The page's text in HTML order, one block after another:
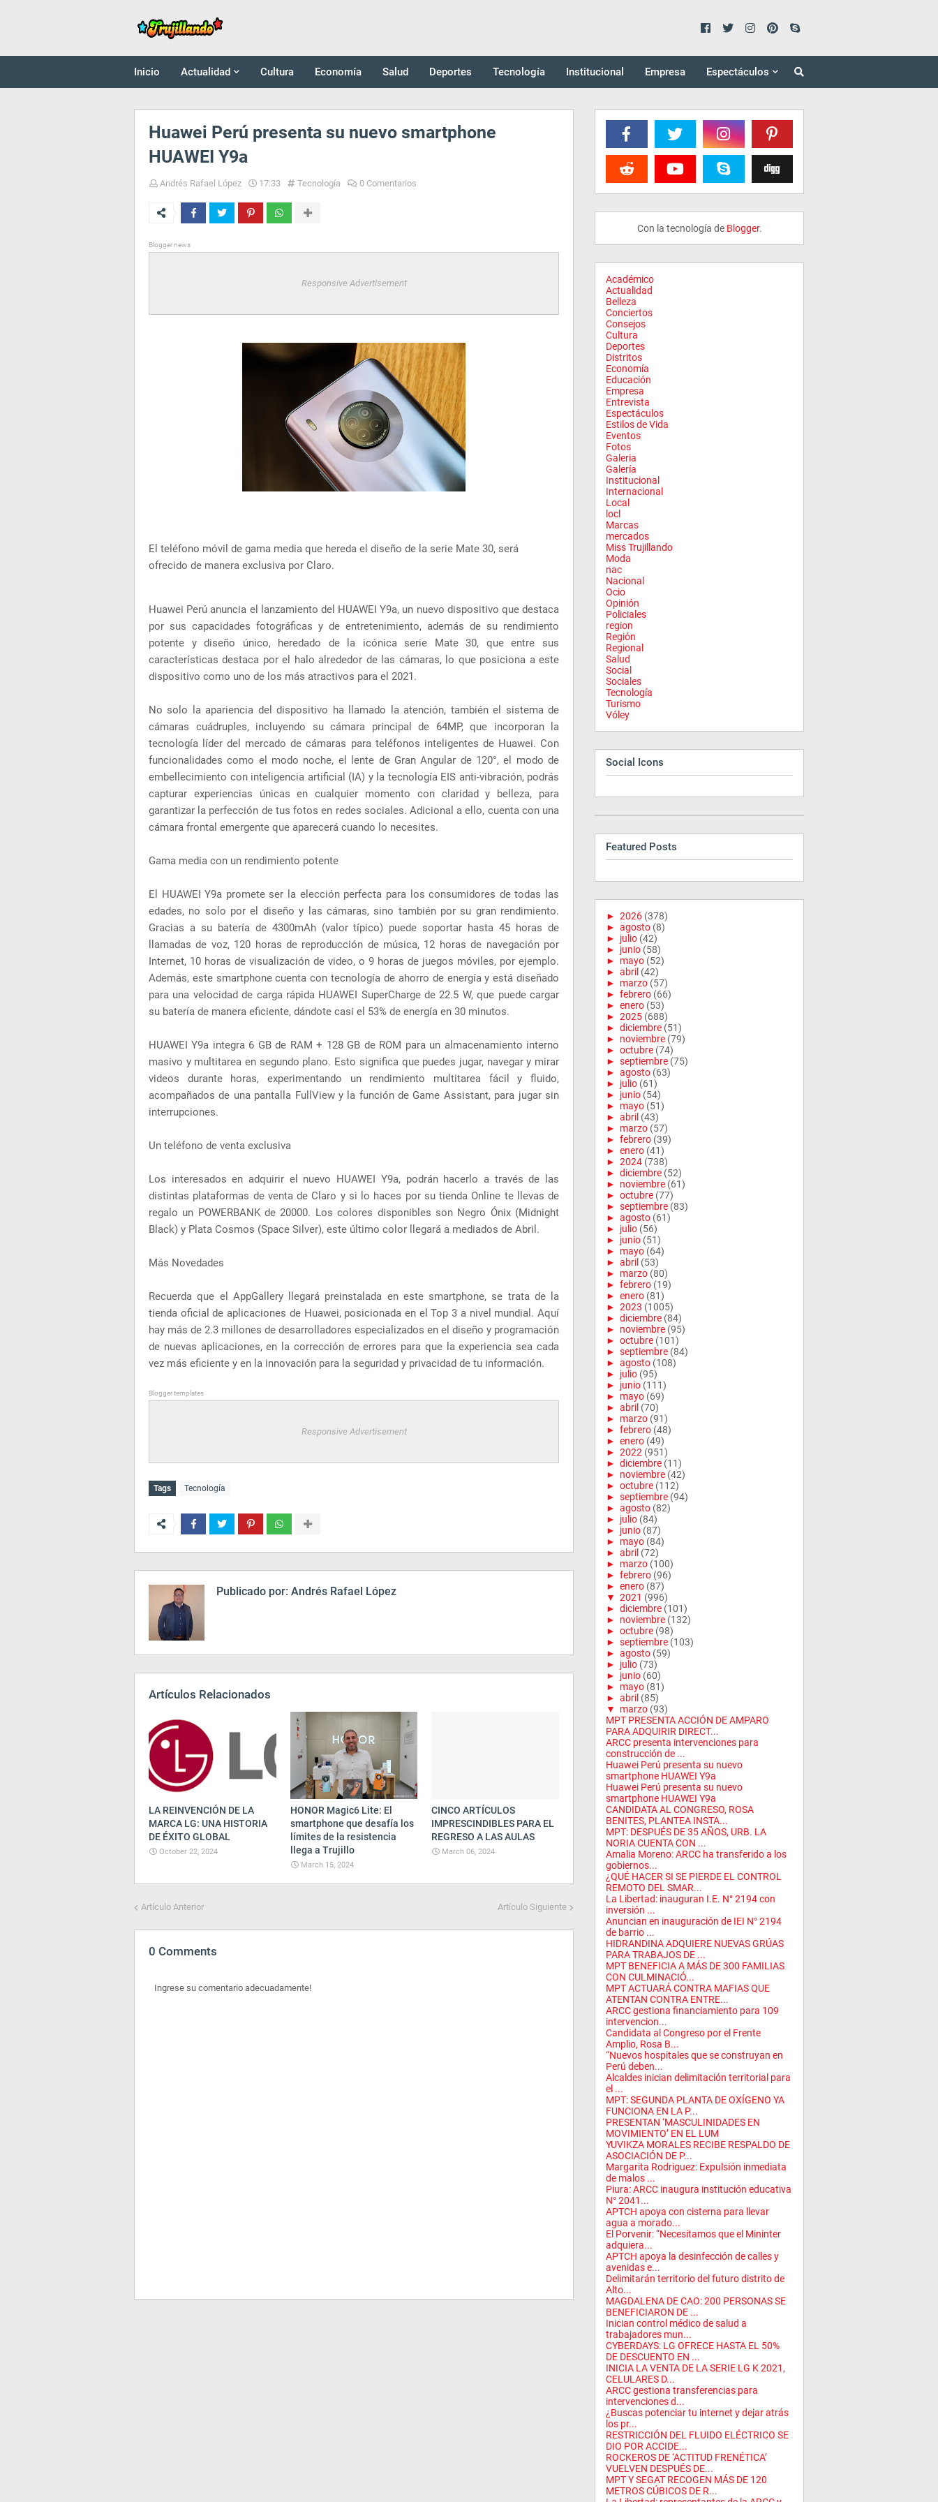
Inicio Actualidad Cultura Economía Salud Deportes Tecnología Institucional Empresa Espectáculos
Huawei Perú presenta su nuevo smartphone
HUAWEI Y9a
Andrés Rafael López 17:33 Tecnología 0 Comentarios
Blogger news
Responsive Advertisement
El teléfono móvil de gama media que hereda el diseño de la serie Mate 30, será
ofrecido de manera exclusiva por Claro.
Huawei Perú anuncia el lanzamiento del HUAWEI Y9a, un nuevo dispositivo que destaca
por sus capacidades fotográficas y de entretenimiento, además de su rendimiento
potente y diseño único, heredado de la icónica serie Mate 30, que entre sus
características destaca por el halo alrededor de las cámaras, lo que posiciona a este
dispositivo como uno de los más atractivos para el 2021.
No solo la apariencia del dispositivo ha llamado la atención, también el sistema de
cámaras cuádruples, incluyendo su cámara principal de 64MP, que incorporan la
tecnología líder del mercado de cámaras para teléfonos inteligentes de Huawei. Con
funcionalidades como el modo noche, el lente de Gran Angular de 120°, el modo de
embellecimiento con inteligencia artificial (IA) y la tecnología EIS anti-vibración, podrás
capturar experiencias únicas en cualquier momento con claridad y belleza, para
garantizar la perfección de tus fotos en redes sociales. Adicional a ello, cuenta con una
cámara frontal emergente que aparecerá cuando lo necesites.
Gama media con un rendimiento potente
El HUAWEI Y9a promete ser la elección perfecta para los consumidores de todas las
edades, no solo por el diseño y las cámaras, sino también por su gran rendimiento.
Gracias a su batería de 4300mAh (valor típico) puede soportar hasta 45 horas de
llamadas de voz, 120 horas de reproducción de música, 12 horas de navegación por
Internet, 10 horas de visualización de video, o 9 horas de juegos móviles, por ejemplo.
Además, este smartphone cuenta con tecnología de ahorro de energía y está diseñado
para una velocidad de carga rápida HUAWEI SuperCharge de 22.5 W, que puede cargar
su batería de manera eficiente, dándote casi el 53% de energía en 30 minutos.
HUAWEI Y9a integra 6 GB de RAM + 128 GB de ROM para un almacenamiento interno
masivo y multitarea en segundo plano. Esto significa que puedes jugar, navegar y mirar
videos durante horas, experimentando un rendimiento multitarea fácil y fluido,
acompañados de una pantalla FullView y la función de Game Assistant, para jugar sin
interrupciones.
Un teléfono de venta exclusiva
Los interesados en adquirir el nuevo HUAWEI Y9a, podrán hacerlo a través de las
distintas plataformas de venta de Claro y si lo haces por su tienda Online te llevas de
regalo un POWERBANK de 20000. Los colores disponibles son Negro Ónix (Midnight
Black) y Plata Cosmos (Space Silver), este último color llegará a mediados de Abril.
Más Novedades
Recuerda que el AppGallery llegará preinstalada en este smartphone, se trata de la
tienda oficial de aplicaciones de Huawei, posicionada en el Top 3 a nivel mundial. Aquí
hay más de 2.3 millones de desarrolladores especializados en el diseño y programación
de nuevas aplicaciones, en la corrección de errores para que la experiencia sea cada
vez más eficiente y en la innovación para la seguridad y privacidad de tu información.
Blogger templates
Responsive Advertisement
Tags Tecnología
Publicado por: Andrés Rafael López
Artículos Relacionados
LA REINVENCIÓN DE LA
MARCA LG: UNA HISTORIA
DE ÉXITO GLOBAL
October 22, 2024
HONOR Magic6 Lite: El
smartphone que desafía los
límites de la resistencia
llega a Trujillo
March 15, 2024
CINCO ARTÍCULOS
IMPRESCINDIBLES PARA EL
REGRESO A LAS AULAS
March 06, 2024
Artículo Anterior Artículo Siguiente
0 Comments
Ingrese su comentario adecuadamente!
Con la tecnología de Blogger.
Académico
Actualidad
Belleza
Conciertos
Consejos
Cultura
Deportes
Distritos
Economía
Educación
Empresa
Entrevista
Espectáculos
Estilos de Vida
Eventos
Fotos
Galeria
Galería
Institucional
Internacional
Local
locl
Marcas
mercados
Miss Trujillando
Moda
nac
Nacional
Ocio
Opinión
Policiales
region
Región
Regional
Salud
Social
Sociales
Tecnología
Turismo
Vóley
Social Icons
Featured Posts
► 2026 (378)
► agosto (8)
► julio (42)
► junio (58)
► mayo (52)
► abril (42)
► marzo (57)
► febrero (66)
► enero (53)
► 2025 (688)
► diciembre (51)
► noviembre (79)
► octubre (74)
► septiembre (75)
► agosto (63)
► julio (61)
► junio (54)
► mayo (51)
► abril (43)
► marzo (57)
► febrero (39)
► enero (41)
► 2024 (738)
► diciembre (52)
► noviembre (61)
► octubre (77)
► septiembre (83)
► agosto (61)
► julio (56)
► junio (51)
► mayo (64)
► abril (53)
► marzo (80)
► febrero (19)
► enero (81)
► 2023 (1005)
► diciembre (84)
► noviembre (95)
► octubre (101)
► septiembre (84)
► agosto (108)
► julio (95)
► junio (111)
► mayo (69)
► abril (70)
► marzo (91)
► febrero (48)
► enero (49)
► 2022 (951)
► diciembre (11)
► noviembre (42)
► octubre (112)
► septiembre (94)
► agosto (82)
► julio (84)
► junio (87)
► mayo (84)
► abril (72)
► marzo (100)
► febrero (96)
► enero (87)
▼ 2021 (996)
► diciembre (101)
► noviembre (132)
► octubre (98)
► septiembre (103)
► agosto (59)
► julio (73)
► junio (60)
► mayo (81)
► abril (85)
▼
marzo (93)
MPT PRESENTA ACCIÓN DE AMPARO
PARA ADQUIRIR DIRECT...
ARCC presenta intervenciones para
construcción de ...
Huawei Perú presenta su nuevo
smartphone HUAWEI Y9a
Huawei Perú presenta su nuevo
smartphone HUAWEI Y9a
CANDIDATA AL CONGRESO, ROSA
BENITES, PLANTEA INSTA...
MPT: DESPUÉS DE 35 AÑOS, URB. LA
NORIA CUENTA CON ...
Amalia Moreno: ARCC ha transferido a los
gobiernos...
¿QUÉ HACER SI SE PIERDE EL CONTROL
REMOTO DEL SMAR...
La Libertad: inauguran I.E. N° 2194 con
inversión ...
Anuncian en inauguración de IEI N° 2194
de barrio ...
HIDRANDINA ADQUIERE NUEVAS GRÚAS
PARA TRABAJOS DE ...
MPT BENEFICIA A MÁS DE 300 FAMILIAS
CON CULMINACIÓ...
MPT ACTUARÁ CONTRA MAFIAS QUE
ATENTAN CONTRA ENTRE...
ARCC gestiona financiamiento para 109
intervencion...
Candidata al Congreso por el Frente
Amplio, Rosa B...
“Nuevos hospitales que se construyan en
Perú deben...
Alcaldes inician delimitación territorial para
el ...
MPT: SEGUNDA PLANTA DE OXÍGENO YA
FUNCIONA EN LA P...
PRESENTAN ‘MASCULINIDADES EN
MOVIMIENTO’ EN EL LUM
YUVIKZA MORALES RECIBE RESPALDO DE
ASOCIACIÓN DE P...
Margarita Rodriguez: Expulsión inmediata
de malos ...
Piura: ARCC inaugura institución educativa
N° 2041...
APTCH apoya con cisterna para llevar
agua a morado...
El Porvenir: “Necesitamos que el Mininter
adquiera...
APTCH apoya la desinfección de calles y
avenidas e...
Delimitarán territorio del futuro distrito de
Alto...
MAGDALENA DE CAO: 200 PERSONAS SE
BENEFICIARON DE ...
Inician control médico de salud a
trabajadores mun...
CYBERDAYS: LG OFRECE HASTA EL 50%
DE DESCUENTO EN ...
INICIA LA VENTA DE LA SERIE LG K 2021,
CELULARES D...
ARCC gestiona transferencias para
intervenciones d...
¿Buscas potenciar tu internet y dejar atrás
los pr...
RESTRICCIÓN DEL FLUIDO ELÉCTRICO SE
DIO POR ACCIDE...
ROCKEROS DE ‘ACTITUD FRENÉTICA’
VUELVEN DESPUÉS DE...
MPT Y SEGAT RECOGEN MÁS DE 120
METROS CÚBICOS DE R...